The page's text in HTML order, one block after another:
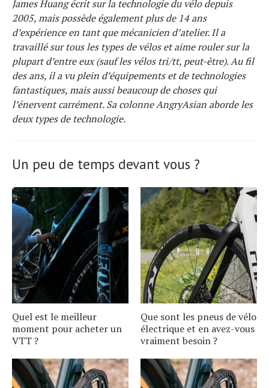
James Huang écrit sur la technologie du vélo depuis
2005, mais possède également plus de 14 ans
d’expérience en tant que mécanicien d’atelier. Il a
travaillé sur tous les types de vélos et aime rouler sur la
plupart d’entre eux (sauf les vélos tri/tt, peut-être). Au fil
des ans, il a vu plein d’équipements et de technologies
fantastiques, mais aussi beaucoup de choses qui
l’énervent carrément. Sa colonne AngryAsian aborde les
deux types de technologie.
Un peu de temps devant vous ?
Quel est le meilleur
moment pour acheter un
VTT ?
Que sont les pneus de vélo
électrique et en avez-vous
vraiment besoin ?
S
e
a
r
c
h
f
o
r
: